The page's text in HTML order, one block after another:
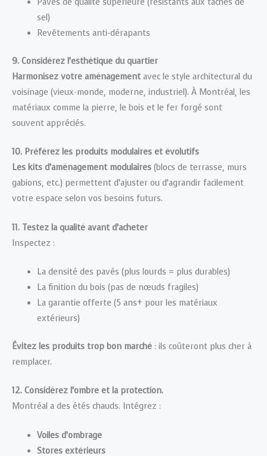
sel)
Revêtements anti-dérapants
9. Considérez l’esthétique du quartier
Harmonisez votre aménagement avec le style architectural du
voisinage (vieux-monde, moderne, industriel). À Montréal, les
matériaux comme la pierre, le bois et le fer forgé sont
souvent appréciés.
10. Préférez les produits modulaires et évolutifs
Les kits d’aménagement modulaires (blocs de terrasse, murs
gabions, etc.) permettent d’ajuster ou d’agrandir facilement
votre espace selon vos besoins futurs.
11. Testez la qualité avant d’acheter
Inspectez :
La densité des pavés (plus lourds = plus durables)
La finition du bois (pas de nœuds fragiles)
La garantie offerte (5 ans+ pour les matériaux
extérieurs)
Évitez les produits trop bon marché : ils coûteront plus cher à
remplacer.
12. Considérez l’ombre et la protection.
Montréal a des étés chauds. Intégrez :
Voiles d’ombrage
Stores extérieurs